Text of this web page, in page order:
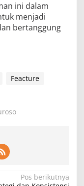
ini dalam
menjadi
bertanggung
Feacture
Pos berikutnya